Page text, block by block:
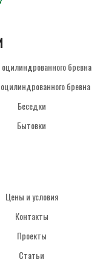
бревна
бревна
Беседки
Бытовки
Цены и условия
Контакты
Проекты
Статьи